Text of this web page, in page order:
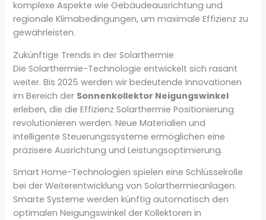
komplexe Aspekte wie Gebäudeausrichtung und
regionale Klimabedingungen, um maximale Effizienz zu
gewährleisten.
Zukünftige Trends in der Solarthermie
Die Solarthermie-Technologie entwickelt sich rasant
weiter. Bis 2025 werden wir bedeutende Innovationen
im Bereich der Sonnenkollektor Neigungswinkel
erleben, die die Effizienz Solarthermie Positionierung
revolutionieren werden. Neue Materialien und
intelligente Steuerungssysteme ermöglichen eine
präzisere Ausrichtung und Leistungsoptimierung.
Smart Home-Technologien spielen eine Schlüsselrolle
bei der Weiterentwicklung von Solarthermieanlagen.
Smarte Systeme werden künftig automatisch den
optimalen Neigungswinkel der Kollektoren in